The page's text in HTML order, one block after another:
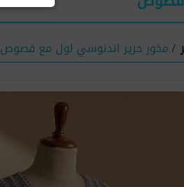
/مخور حرير اندنوسي لول مع فصوص